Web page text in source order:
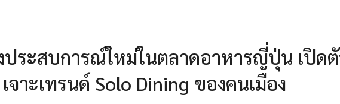
ประสบการณ์ใหม่ในตลาดอาหารญี่ปุ่น เปิด
เจาะเทรนด์ Solo Dining ของคนเมือง